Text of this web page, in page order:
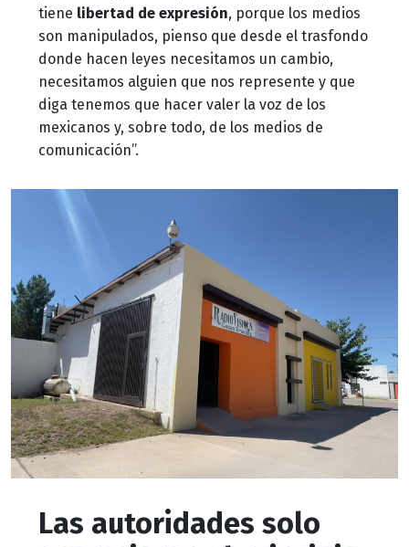
tiene libertad de expresión, porque los medios
son manipulados, pienso que desde el trasfondo
donde hacen leyes necesitamos un cambio,
necesitamos alguien que nos represente y que
diga tenemos que hacer valer la voz de los
mexicanos y, sobre todo, de los medios de
comunicación”.
Las autoridades solo